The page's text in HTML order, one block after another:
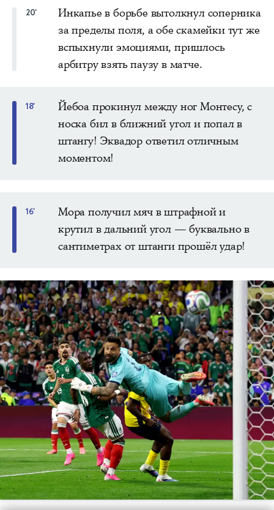
20'
Инкапье в борьбе вытолкнул соперника
за пределы поля, а обе скамейки тут же
вспыхнули эмоциями, пришлось
арбитру взять паузу в матче.
18'
Йебоа прокинул между ног Монтесу, с
носка бил в ближний угол и попал в
штангу! Эквадор ответил отличным
моментом!
16'
Мора получил мяч в штрафной и
крутил в дальний угол — буквально в
сантиметрах от штанги прошёл удар!